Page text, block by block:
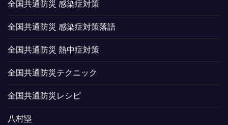
全国共通防災 感染症対策
全国共通防災 感染症対策落語
全国共通防災 熱中症対策
全国共通防災テクニック
全国共通防災レシピ
八村塁